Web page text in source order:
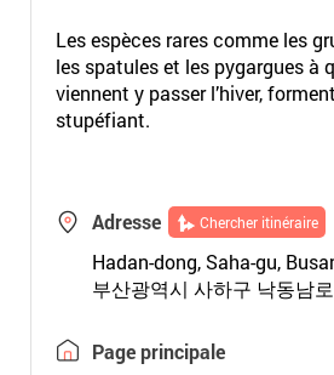
Les espèces rares comme les
les spatules et les pygargues à
viennent y passer l’hiver,
stupéfiant.
Adresse Chercher itinéraire
Hadan-dong, Saha-gu,
부산광역시 사하구 낙동남
Page principale